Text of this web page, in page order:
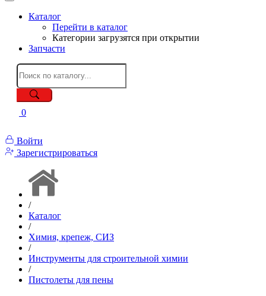
Каталог
Перейти в каталог
Категории загрузятся при открытии
Запчасти
0
Войти
Зарегистрироваться
/
Каталог
/
Химия, крепеж, СИЗ
/
Инструменты для строительной химии
/
Пистолеты для пены